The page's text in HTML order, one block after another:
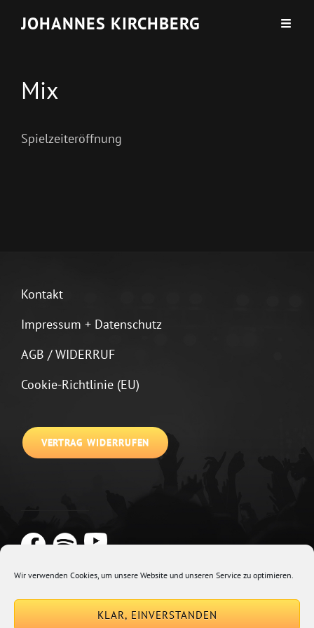
Wir verwenden Cookies, um unsere Website und unseren Service zu optimieren.
KLAR, EINVERSTANDEN
JOHANNES KIRCHBERG
Mix
Spielzeiteröffnung
Kontakt
Impressum + Datenschutz
AGB / WIDERRUF
Cookie-Richtlinie (EU)
VERTRAG WIDERRUFEN
Euphony By Catch Themes